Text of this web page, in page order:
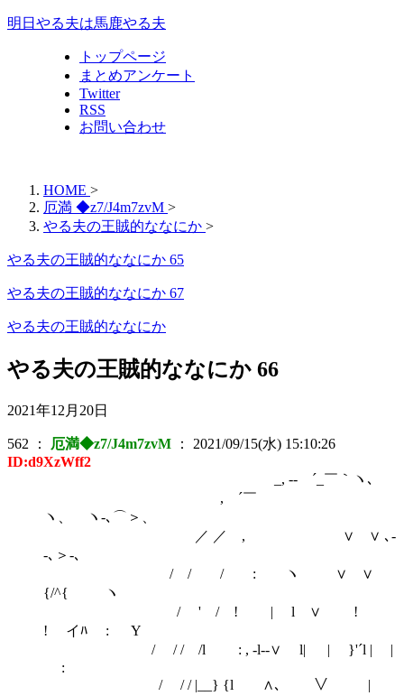
明日やる夫は馬鹿やる夫
トップページ
まとめアンケート
Twitter
RSS
お問い合わせ
HOME >
厄満 ◆z7/J4m7zvM >
やる夫の王賊的ななにか >
やる夫の王賊的ななにか 65
やる夫の王賊的ななにか 67
やる夫の王賊的ななにか
やる夫の王賊的ななにか 66
2021年12月20日
562 ： 厄満◆z7/J4m7zvM ： 2021/09/15(水) 15:10:26
ID:d9XzWff2
_, -- ´_￣｀ヽ､
, ´￣
ヽ、 ヽ-､⌒＞、
／ ／ , ∨ ∨ ､-
-､＞-､
/ / / : ヽ ∨ ∨
{/^{ ヽ
/ ' / ! | l ∨ !
! イﾊ : Y
/ / / /l : , -l--∨ l| | }'´l | |
:
/ / / |__} {l ∧､ ∨ |